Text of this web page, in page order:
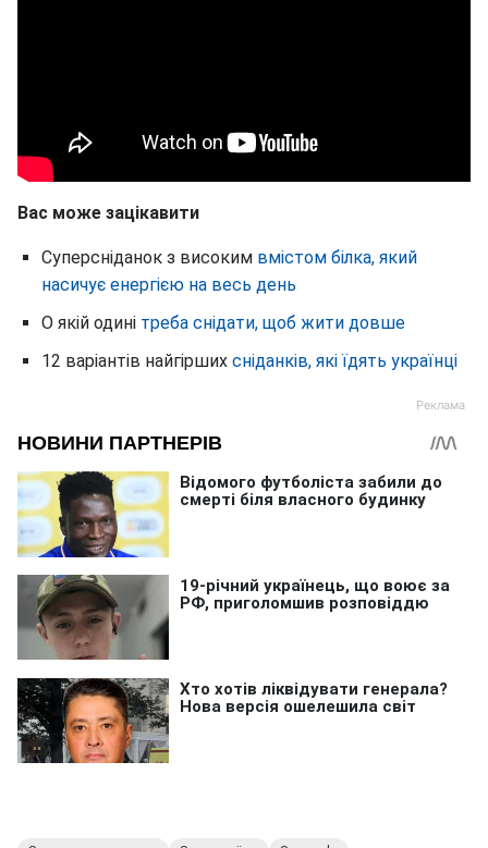
Вас може зацікавити
Суперсніданок з високим вмістом білка, який
насичує енергією на весь день
О якій одині треба снідати, щоб жити довше
12 варіантів найгірших сніданків, які їдять українці